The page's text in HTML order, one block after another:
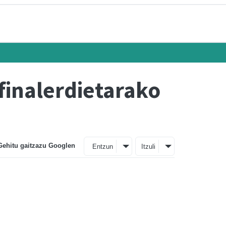
gaitzazu Googlen Entzun Itzuli